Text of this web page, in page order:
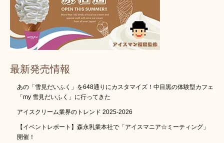
最新発売情報
あの「雪見だいふく」を648通りにカスタマイズ！中目黒の体験型カフェ
「my 雪見だいふく」に行ってきた
アイスクリーム業界のトレンド 2025-2026
【イベントレポート】森永乳業本社で「アイスマニア☆ミーティング」
開催！